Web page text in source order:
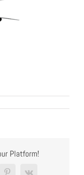
Platform!